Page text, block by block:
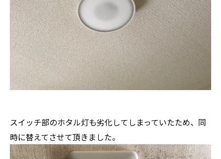
スイッチ部のホタル灯も劣化してしまっていたため、同
時に替えてさせて頂きました。